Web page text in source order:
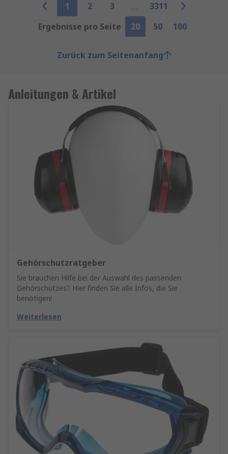
1 2 3
3311
Ergebnisse pro Seite
20 50 100
Zurück zum Seitenanfang
Anleitungen & Artikel
Gehörschutzratgeber
Sie brauchen Hilfe bei der Auswahl des passenden
Gehörschutzes? Hier finden Sie alle Infos, die Sie
benötigen!
Weiterlesen